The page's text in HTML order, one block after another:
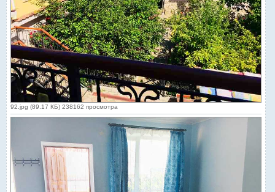
92.jpg (89.17 КБ) 238162 просмотра